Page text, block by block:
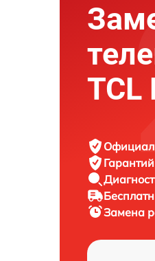
TCL
Замена